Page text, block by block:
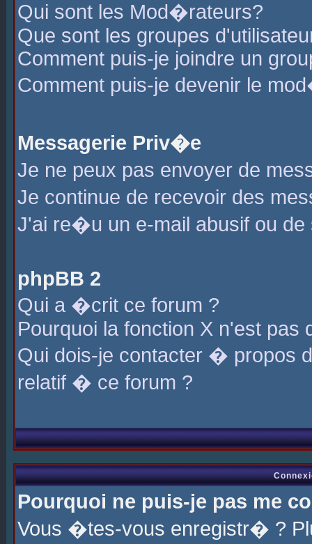
Qui sont les Mod�rateurs?
Que sont les groupes
Comment puis-je joindre un
Comment puis-je devenir le
Messagerie Priv�e
Je ne peux pas envoyer de
Je continue de recevoir des
J'ai re�u un e-mail abusif ou de
phpBB 2
Qui a �crit ce forum ?
Pourquoi la fonction X n'est pas
Qui dois-je contacter � propos
relatif � ce forum ?
Pourquoi ne puis-je pas me
Vous �tes-vous enregistr� ?